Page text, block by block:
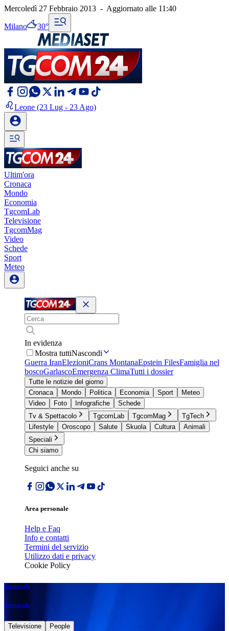
Mercoledì 27 Febbraio 2013 - Aggiornato alle 11:40
Milano 30°
Leone (23 Lug - 23 Ago)
Ultim'ora
Cronaca
Mondo
Economia
TgcomLab
Televisione
TgcomMag
Video
Schede
Sport
Meteo
In evidenza
Mostra tuttiNascondi
Guerra IranElezioniCrans MontanaEpstein FilesFamiglia nel
boscoGarlascoEmergenza ClimaTutti i dossier
Tutte le notizie del giorno
Cronaca
Mondo Politica Economia Sport
Meteo
Video
Foto Infografiche
Schede
Tv & Spettacolo
TgcomLab TgcomMag
TgTech
Lifestyle
Oroscopo Salute Skuola Cultura
Animali
Speciali
Chi siamo
Seguici anche su
Area personale
Help e Faq
Info e contatti
Termini del servizio
Utilizzo dati e privacy
Cookie Policy
Spettacolo
Spettacolo
Televisione People